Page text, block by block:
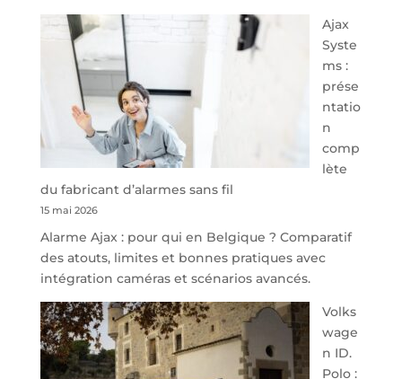
À
40
minutes
de
Namur,
Steveny
Park
redessine
de
parking
sécurisé
à
l’aéroport
de
Charleroi
Ajax
Syste
ms :
prése
ntatio
n
comp
lète
du fabricant d’alarmes sans fil
15 mai 2026
Alarme Ajax : pour qui en Belgique ? Comparatif
des atouts, limites et bonnes pratiques avec
intégration caméras et scénarios avancés.
Volks
wage
n ID.
Polo :